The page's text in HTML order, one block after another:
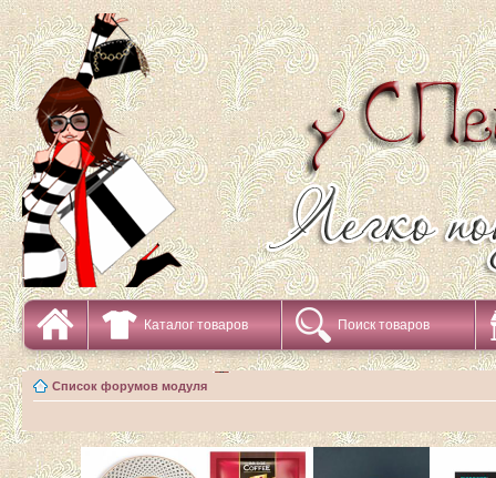
Каталог товаров Поиск товаров
Список форумов модуля